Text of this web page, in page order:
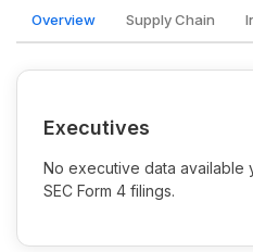
Overview Supply Chain
Executives
No executive data available
SEC Form 4 filings.